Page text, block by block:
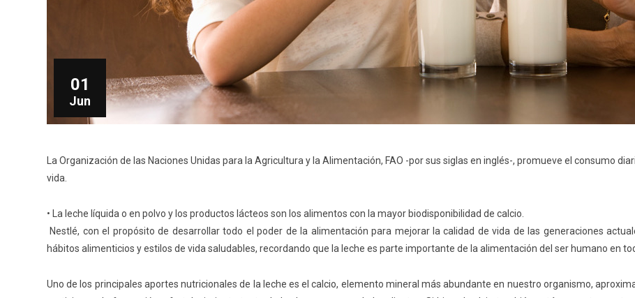
01
Jun
La Organización de las Naciones Unidas para la Agricultura y la Alimentación, FAO -por sus siglas en inglés-, promueve el consumo
vida.
•
La leche líquida o en polvo y los productos lácteos son los alimentos con la mayor biodisponibilidad de calcio.
Nestlé, con el propósitode desarrollar todo el poder de la alimentación para mejorar la calidad de vida de las generaciones
hábitos alimenticios yestilos de vida saludables, recordando que la leche es parte importante de la alimentación del ser humano en
Uno de los principales aportes nutricionales de la leche es el calcio, elemento mineral más abundante en nuestro organismo,